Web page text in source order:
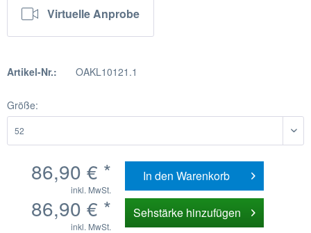
Virtuelle Anprobe
Artikel-Nr.: OAKL10121.1
Größe:
86,90 € *
inkl. MwSt.
In den Warenkorb
86,90 € *
inkl. MwSt.
Sehstärke hinzufügen